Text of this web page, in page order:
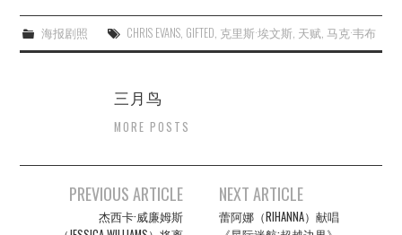
海报剧照 CHRIS EVANS, GIFTED, 克里斯·埃文斯, 天赋, 马克·韦布
三月鸟
MORE POSTS
navigation
PREVIOUS ARTICLE
杰西卡·威廉姆斯
NEXT ARTICLE
蕾阿娜（RIHANNA）献唱